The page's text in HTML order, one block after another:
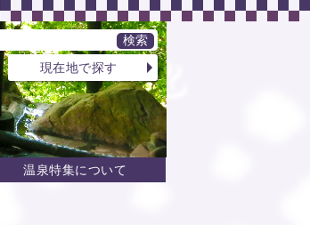
温泉特集について
現在地で探す